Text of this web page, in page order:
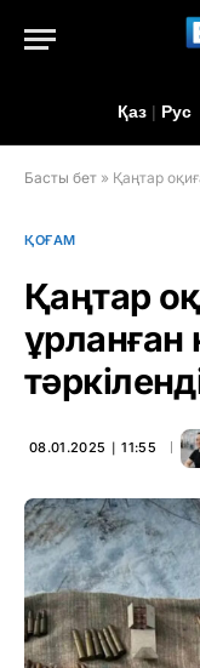
Қаз | Рус
Басты бет » Қаңтар
ҚОҒАМ
Қаңтар
08.01.2025 ∣ 11:55